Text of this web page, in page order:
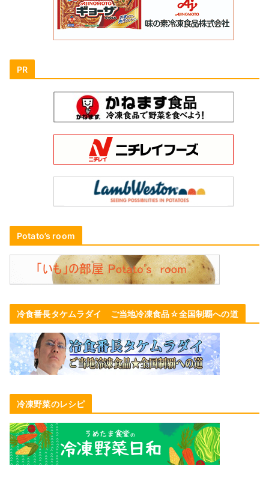
PR
Potato’s room
冷食番長タケムラダイ ご当地冷凍食品☆全国制覇への道
冷凍野菜のレシピ